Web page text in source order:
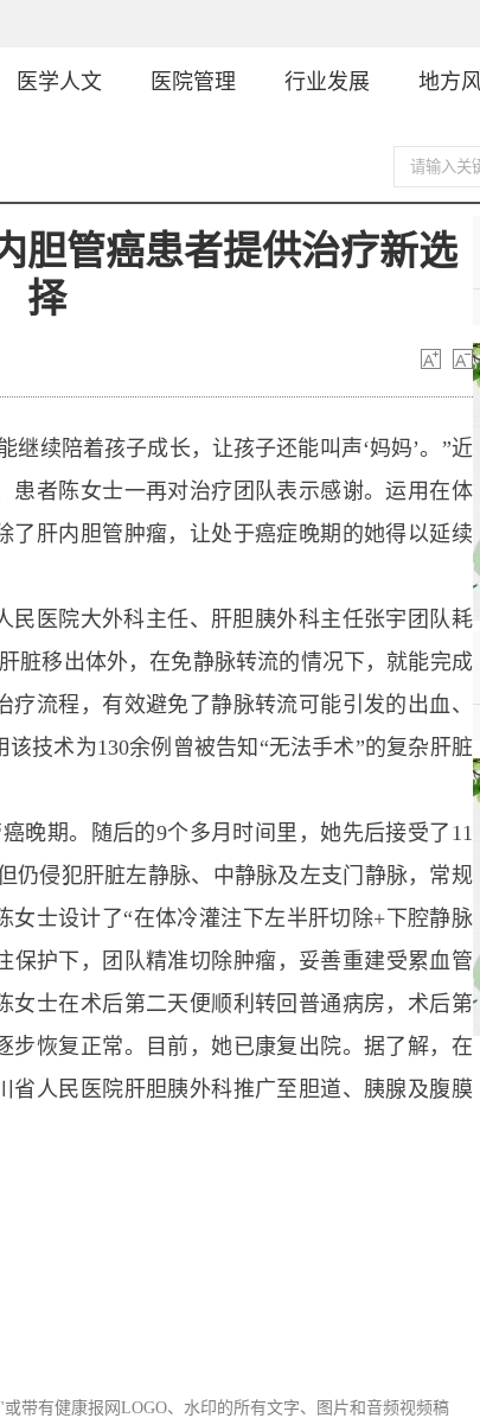
医学人文 医院管理 行业发展 地方
胆管癌患者提供治疗新选
择
续陪着孩子成长，让孩子还能叫声‘妈妈’。”近
患者陈女士一再对治疗团队表示感谢。运用在体
了肝内胆管肿瘤，让处于癌症晚期的她得以延续
医院大外科主任、肝胆胰外科主任张宇团队耗
脏移出体外，在免静脉转流的情况下，就能完成
流程，有效避免了静脉转流可能引发的出血、
该技术为130余例曾被告知“无法手术”的复杂肝脏
期。随后的9个多月时间里，她先后接受了11
仍侵犯肝脏左静脉、中静脉及左支门静脉，常规
女士设计了“在体冷灌注下左半肝切除+下腔静脉
保护下，团队精准切除肿瘤，妥善重建受累血管
女士在术后第二天便顺利转回普通病房，术后第
步恢复正常。目前，她已康复出院。据了解，在
省人民医院肝胆胰外科推广至胆道、胰腺及腹膜
带有健康报网LOGO、水印的所有文字、图片和音频视频稿